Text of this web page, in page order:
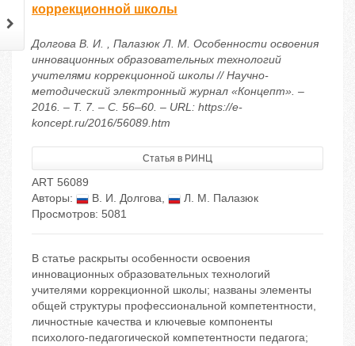
коррекционной школы
Долгова В. И. , Палазюк Л. М. Особенности освоения
инновационных образовательных технологий
учителями коррекционной школы // Научно-
методический электронный журнал «Концепт». –
2016. – Т. 7. – С. 56–60. – URL: https://e-
koncept.ru/2016/56089.htm
Статья в РИНЦ
ART 56089
Авторы:
В. И. Долгова,
Л. М. Палазюк
Просмотров: 5081
В статье раскрыты особенности освоения
инновационных образовательных технологий
учителями коррекционной школы; названы элементы
общей структуры профессиональной компетентности,
личностные качества и ключевые компоненты
психолого-педагогической компетентности педагога;